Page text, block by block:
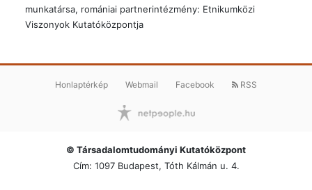
munkatársa, romániai partnerintézmény: Etnikumközi
Viszonyok Kutatóközpontja
Honlaptérkép Webmail Facebook RSS
© Társadalomtudományi Kutatóközpont
Cím: 1097 Budapest, Tóth Kálmán u. 4.